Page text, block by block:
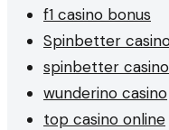
f1 casino bonus
Spinbetter
spinbetter
wunderino casino
top casino online